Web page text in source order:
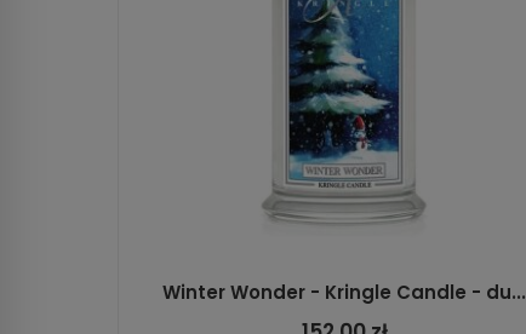
Winter Wonder - Kringle Candle - du...